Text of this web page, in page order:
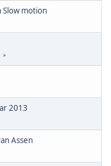
Slow motion
2013
Assen